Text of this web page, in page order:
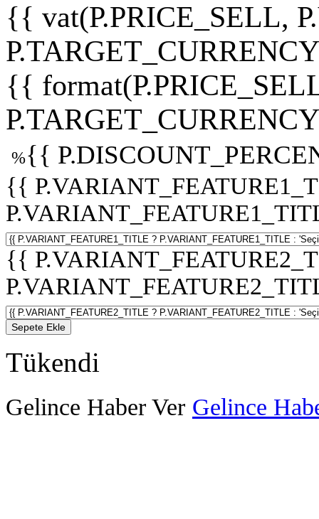
{{ vat(P.PRICE_SELL,
{{
%{{
{{
{{
Sepete Ekle
Tükendi
Gelince Haber Ver Gelince